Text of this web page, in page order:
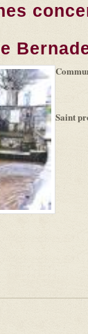
Leaflet (link is
|
Tiles
(link is
external)
©
Microsoft
and
suppliers
Saint